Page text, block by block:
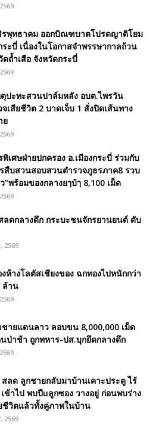
รพุทธาคม ออกบิณฑบาตโปรดญาติโยม
ระบี่ เนื่องในโอกาสจำพรรษากาลถ้วน
ถ้ำเสือ จังหวัดกระบี่
ตุปะทะสวนปาล์มหลัง อบต.ไพรวัน
เสียชีวิต 2 บาดเจ็บ 1 สั่งปิดเส้นทาง
ย
เศษฝ่ายปกครอง อ.เมืองกระบี่ ร่วมกับ
สืบสวนสอบสวนตำรวจภูธรภาค8 รวบ
”พร้อมของกลางยๅบ้ๅ 8,100 เม็ด
ลดกลางดึก กระบะชนจักรยานยนต์ ดับ
2569
ห้างโลตัสเชียงของ ฉกทองไปหนักกว่า
ล้าน
ายแดนลาว ลอบขน 8,000,000 เม็ด
ป่าช้า ถูกทหาร-ปส.บุกยึดกลางดึก
สลด ลูกชายกลับมาบ้านเคาะประตู ไร้
ข้าไป พบปืuลูกซอง วางอยู่ ก่อนพบร่าง
ชีวิตแล้วทั้งคู่ภาพในบ้าน
2569